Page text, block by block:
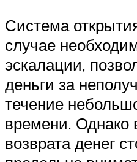
Система
случае
эскалации,
деньги за
течение
времени. Однако
возврата денег